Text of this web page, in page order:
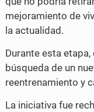
mejoramiento de
la actualidad.
Durante esta
búsqueda de un
reentrenamiento y
La iniciativa fue